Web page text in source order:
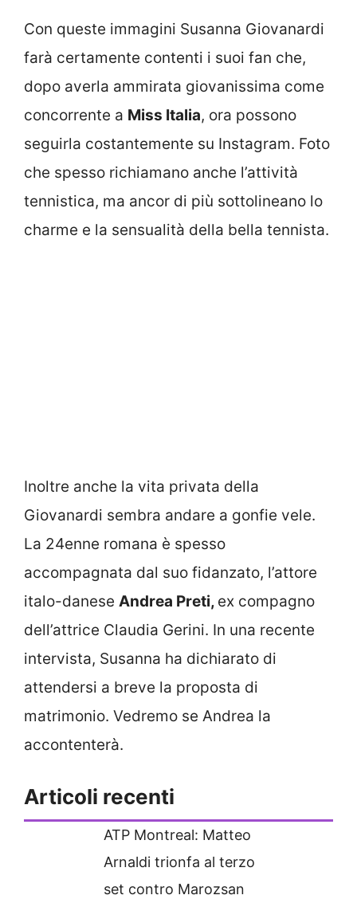
Con queste immagini Susanna Giovanardi
farà certamente contenti i suoi fan che,
dopo averla ammirata giovanissima come
concorrente a Miss Italia, ora possono
seguirla costantemente su Instagram. Foto
che spesso richiamano anche l’attività
tennistica, ma ancor di più sottolineano lo
charme e la sensualità della bella tennista.
Inoltre anche la vita privata della
Giovanardi sembra andare a gonfie vele.
La 24enne romana è spesso
accompagnata dal suo fidanzato, l’attore
italo-danese Andrea Preti, ex compagno
dell’attrice Claudia Gerini. In una recente
intervista, Susanna ha dichiarato di
attendersi a breve la proposta di
matrimonio. Vedremo se Andrea la
accontenterà.
Articoli recenti
ATP Montreal: Matteo
Arnaldi trionfa al terzo
set contro Marozsan